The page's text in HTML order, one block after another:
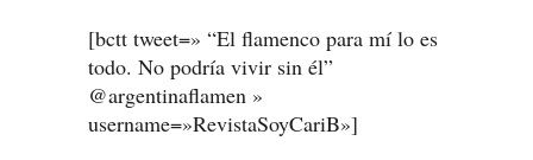
[bctt tweet=» “El flamenco para mí lo es
todo. No podría vivir sin él”
@argentinaflamen »
username=»RevistaSoyCariB»]